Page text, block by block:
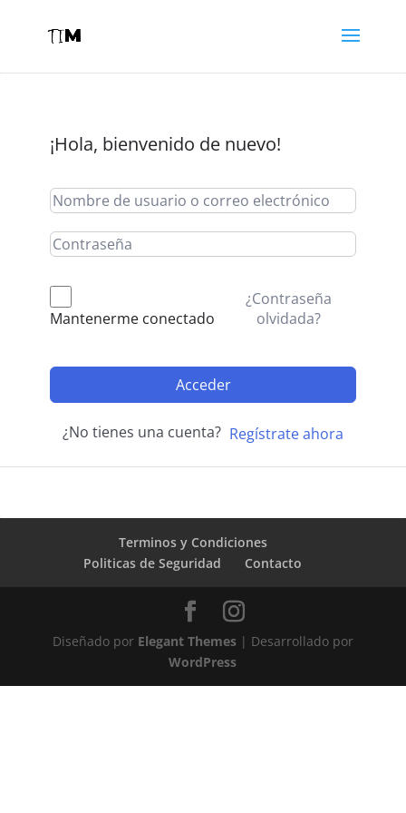
¡Hola, bienvenido de nuevo!
Mantenerme conectado
¿Contraseña
olvidada?
Acceder
¿No tienes una cuenta? Regístrate ahora
Terminos y Condiciones
Politicas de Seguridad
Contacto
Diseñado por Elegant Themes| Desarrollado por
WordPress